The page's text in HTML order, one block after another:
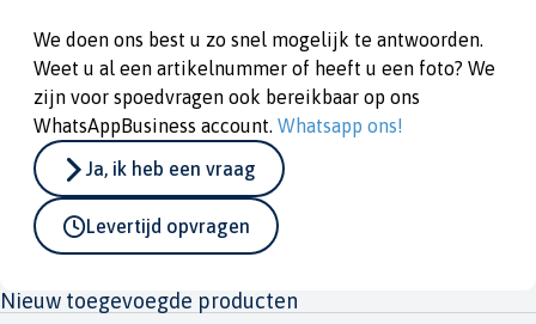
We doen ons best u zo snel mogelijk te antwoorden.
Weet u al een artikelnummer of heeft u een foto? We
zijn voor spoedvragen ook bereikbaar op ons
WhatsAppBusiness account. Whatsapp ons!
Ja, ik heb een vraag
Levertijd opvragen
Nieuw toegevoegde producten